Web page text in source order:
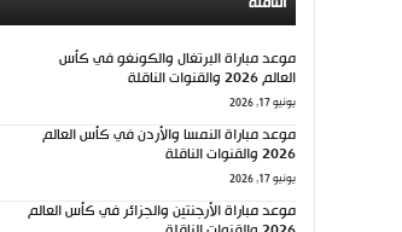
موعد مباراة البرتغال والكونغو في كأس
العالم 2026 والقنوات الناقلة
يونيو 17, 2026
موعد مباراة النمسا والأردن في كأس العالم
2026 والقنوات الناقلة
يونيو 17, 2026
موعد مباراة الأرجنتين والجزائر في كأس العالم